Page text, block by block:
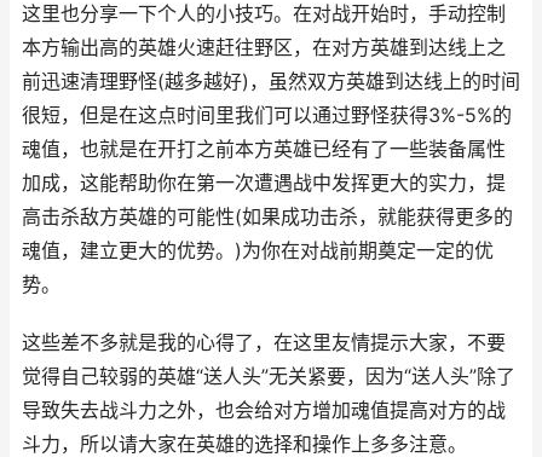
这里也分享一下个人的小技巧。在对战开始时，手动控制
本方输出高的英雄火速赶往野区，在对方英雄到达线上之
前迅速清理野怪(越多越好)，虽然双方英雄到达线上的时间
很短，但是在这点时间里我们可以通过野怪获得3%-5%的
魂值，也就是在开打之前本方英雄已经有了一些装备属性
加成，这能帮助你在第一次遭遇战中发挥更大的实力，提
高击杀敌方英雄的可能性(如果成功击杀，就能获得更多的
魂值，建立更大的优势。)为你在对战前期奠定一定的优
势。
这些差不多就是我的心得了，在这里友情提示大家，不要
觉得自己较弱的英雄“送人头”无关紧要，因为“送人头”除了
导致失去战斗力之外，也会给对方增加魂值提高对方的战
斗力，所以请大家在英雄的选择和操作上多多注意。